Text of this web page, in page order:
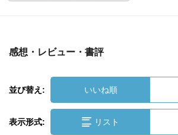
感想・レビュー・書評
並び替え: いいね順
表示形式: リスト